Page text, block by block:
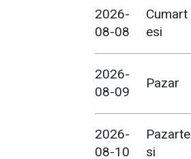
2026-
08-08
Cumart
esi
2026-
08-09
Pazar
2026-
08-10
Pazarte
si